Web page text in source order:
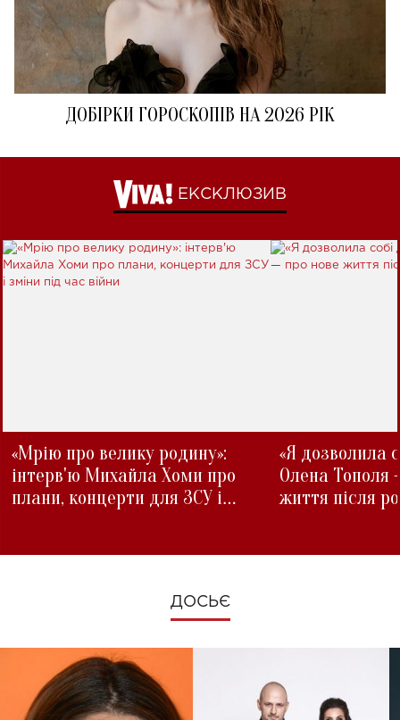
ДОБІРКИ ГОРОСКОПІВ НА 2026 РІК
ЕКСКЛЮЗИВ
«Мрію про велику родину»:
інтерв'ю Михайла Хоми про
плани, концерти для ЗСУ і
«Я дозволила
Олена Тополя
життя після
ДОСЬЄ